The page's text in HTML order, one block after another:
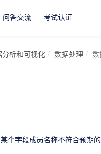
问答交流 考试认证
分析和可视化 数据处理 数
个字段成员名称不符合预期